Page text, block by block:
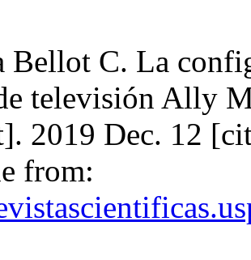
Bellot C. La
televisión Ally
2019 Dec. 12
from: